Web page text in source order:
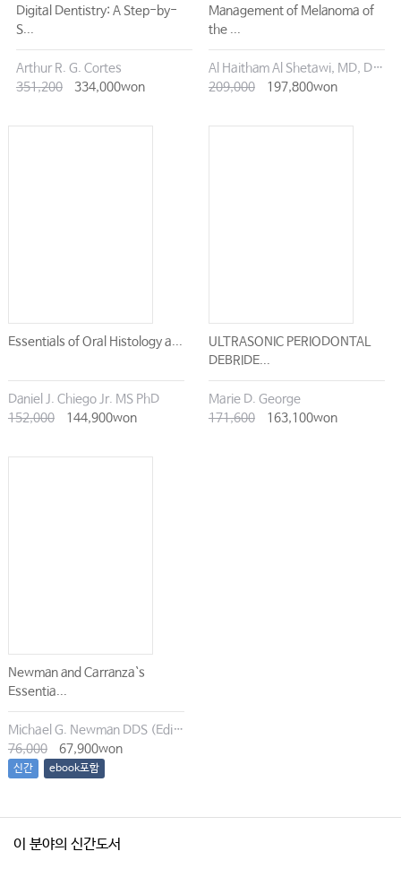
Digital Dentistry: A Step-by-
S...
Arthur R. G. Cortes
351,200
334,000won
Management of Melanoma of
the ...
Al Haitham Al Shetawi, MD, DMD
209,000
197,800won
Essentials of Oral Histology a...
Daniel J. Chiego Jr. MS PhD
152,000
144,900won
ULTRASONIC PERIODONTAL
DEBRIDE...
Marie D. George
171,600
163,100won
Newman and Carranza`s
Essentia...
Michael G. Newman DDS (Editor), Irina Dragan (Editor), Satheesh Elangovan BDS DSc DMSc (Editor), Archana K. Karan (Editor)
76,000
67,900won
신간 ebook포함
이 분야의 신간도서